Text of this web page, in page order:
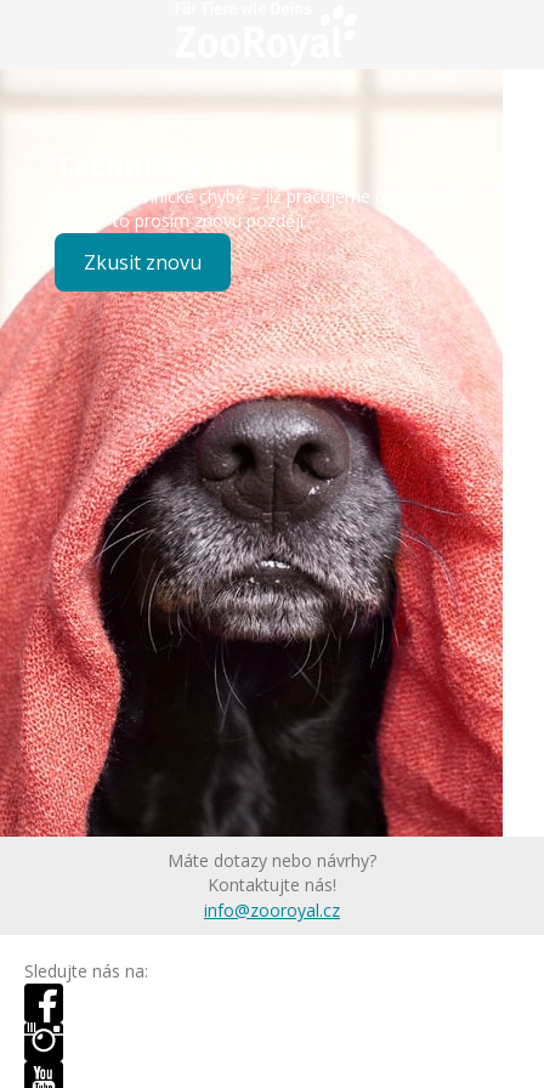
Došlo k technické chybě – již pracujeme na opravě.
Zkuste to prosím znovu později.
Zkusit znovu
Máte dotazy nebo návrhy?
Kontaktujte nás!
info@zooroyal.cz
Sledujte nás na: